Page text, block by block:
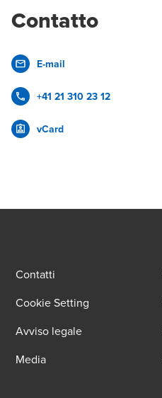
Contatto
E-mail
+41 21 310 23 12
vCard
Contatti
Cookie Setting
Avviso legale
Media